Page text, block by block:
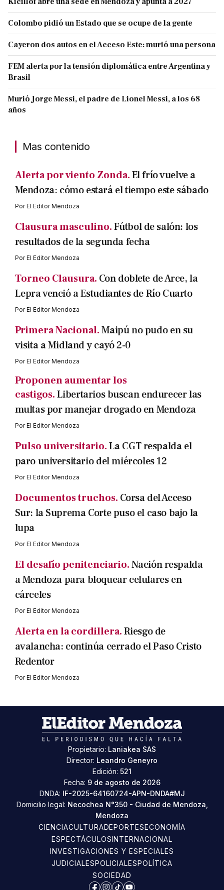
Colombo pidió un Estado que se ocupe de la gente
Cayeron dos autos en el Acceso Este: murió una persona
FEM alerta por la tensión diplomática entre Argentina y
Brasil
Murió Jorge Messi, el padre de Lionel Messi, a los 68
años
Mas contenido
Alerta por viento Zonda.El frío vuelve a
Mendoza: cómo estará el tiempo este sábado
PorEl Editor Mendoza
Clausura masculino.Fútbol de salón: los
resultados de la segunda fecha
PorEl Editor Mendoza
Torneo Clausura. Con doblete de Arce, la
Lepra venció a Estudiantes de Río Cuarto
PorEl Editor Mendoza
Primera Nacional.Maipú no pudo en su
visita a Midland y cayó 2-0
PorEl Editor Mendoza
Proponen aumentar los
castigos.Libertarios buscan endurecer las
multas por manejar drogado en Mendoza
PorEl Editor Mendoza
Pulso universitario.La CGT respalda el
paro universitario del miércoles 12
PorEl Editor Mendoza
Documentos truchos. Corsa del Acceso
Sur: la Suprema Corte puso el caso bajo la
lupa
PorEl Editor Mendoza
El desafío penitenciario.Nación respalda
a Mendoza para bloquear celulares en
cárceles
PorEl Editor Mendoza
Alerta en la cordillera.Riesgo de
avalancha: continúa cerrado el Paso Cristo
Redentor
PorEl Editor Mendoza
Propietario: Laniakea SAS
Director: Leandro Geneyro
Edición: 521
Fecha: 9 de agosto de 2026
DNDA: IF-2025-64160724-APN-DNDA#MJ
Domicilio legal: Necochea N°350 - Ciudad de Mendoza,
Mendoza
CIENCIACULTURADEPORTESECONOMÍA
ESPECTÁCULOSINTERNACIONAL
INVESTIGACIONES Y ESPECIALES
JUDICIALESPOLICIALESPOLÍTICA
SOCIEDAD